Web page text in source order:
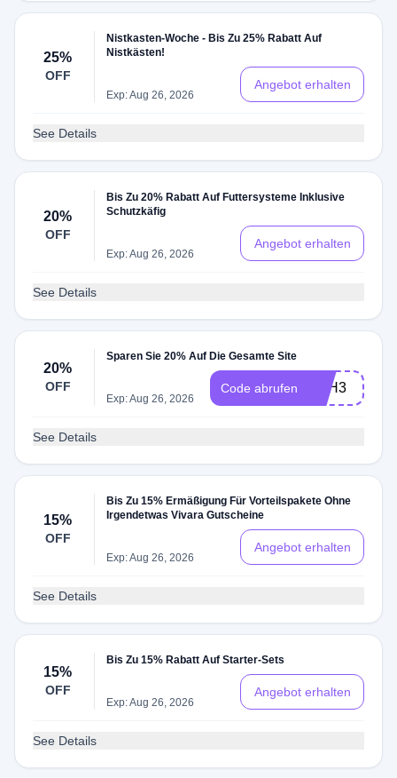
25%
OFF
Nistkasten-Woche - Bis Zu 25% Rabatt Auf
Nistkästen!
Exp: Aug 26, 2026
Angebot erhalten
See Details
20%
OFF
Bis Zu 20% Rabatt Auf Futtersysteme Inklusive
Schutzkäfig
Exp: Aug 26, 2026
Angebot erhalten
See Details
20%
OFF
Sparen Sie 20% Auf Die Gesamte Site
Exp: Aug 26, 2026
Code abrufen ASH3
See Details
15%
OFF
Bis Zu 15% Ermäßigung Für Vorteilspakete Ohne
Irgendetwas Vivara Gutscheine
Exp: Aug 26, 2026
Angebot erhalten
See Details
15%
OFF
Bis Zu 15% Rabatt Auf Starter-Sets
Exp: Aug 26, 2026
Angebot erhalten
See Details